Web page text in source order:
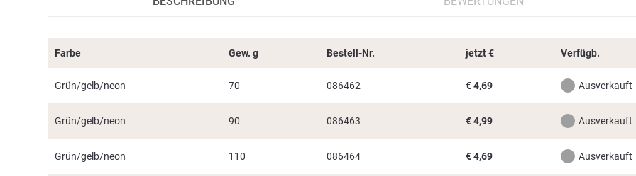
Farbe Gew. g Bestell-Nr. jetzt€ Verfügb.
Grün/gelb/neon 70 086462 €4,69 Ausverkauft
Grün/gelb/neon 90 086463 €4,99 Ausverkauft
Grün/gelb/neon 110 086464 €4,69 Ausverkauft